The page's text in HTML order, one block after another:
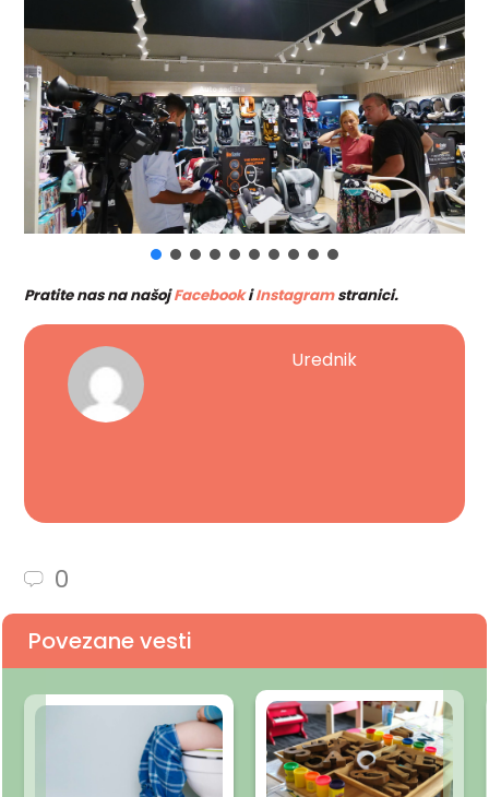
Pratite nas na našojFacebookiInstagramstranici.
Urednik
0
Povezane vesti